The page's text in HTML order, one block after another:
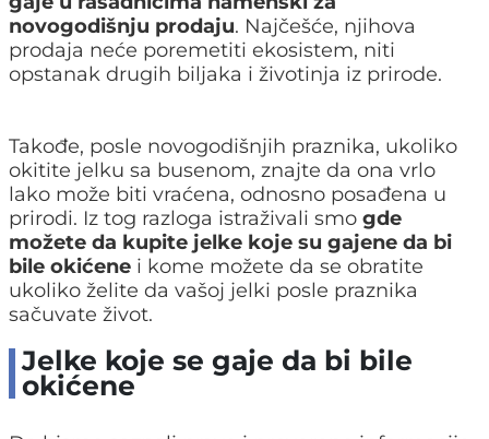
novogodišnju prodaju. Najčešće, njihova
prodaja neće poremetiti ekosistem, niti
opstanak drugih biljaka i životinja iz prirode.
Takođe, posle novogodišnjih praznika, ukoliko
okitite jelku sa busenom, znajte da ona vrlo
lako može biti vraćena, odnosno posađena u
prirodi. Iz tog razloga istraživali smo gde
možete da kupite jelke koje su gajene da bi
bile okićene i kome možete da se obratite
ukoliko želite da vašoj jelki posle praznika
sačuvate život.
Jelke koje se gaje da bi bile
okićene